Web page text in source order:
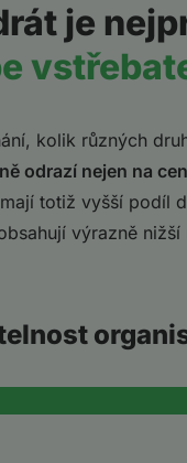
je
kolik různých
odrazí nejen na
totiž vyšší podíl
výrazně